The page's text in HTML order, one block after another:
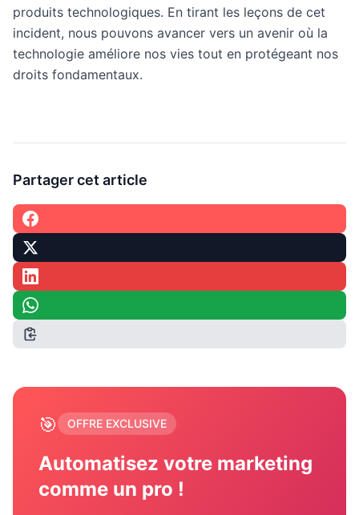
produits technologiques. En tirant les leçons de cet
incident, nous pouvons avancer vers un avenir où la
technologie améliore nos vies tout en protégeant nos
droits fondamentaux.
Partager cet article
🎯 OFFRE EXCLUSIVE
Automatisez votre marketing
comme un pro !